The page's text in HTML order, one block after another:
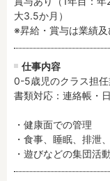
大3.5か月）
※昇給・賞与は業績
仕事内容
0-5歳児のクラス担任
書類対応：連絡帳・
・健康面での管理
・食事、睡眠、排泄
・遊びなどの集団活
時間固定
残業3時間以内
13時までのお
13時以降スター
実働5時間以内
時給1600円～
社会保険完備
資格不問